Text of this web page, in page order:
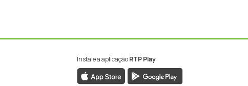
Instale a aplicaçãoRTP Play